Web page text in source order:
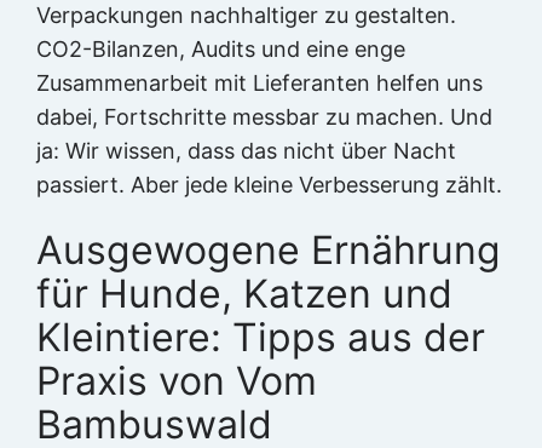
Verpackungen nachhaltiger zu gestalten.
CO2-Bilanzen, Audits und eine enge
Zusammenarbeit mit Lieferanten helfen uns
dabei, Fortschritte messbar zu machen. Und
ja: Wir wissen, dass das nicht über Nacht
passiert. Aber jede kleine Verbesserung zählt.
Ausgewogene Ernährung
für Hunde, Katzen und
Kleintiere: Tipps aus der
Praxis von Vom
Bambuswald